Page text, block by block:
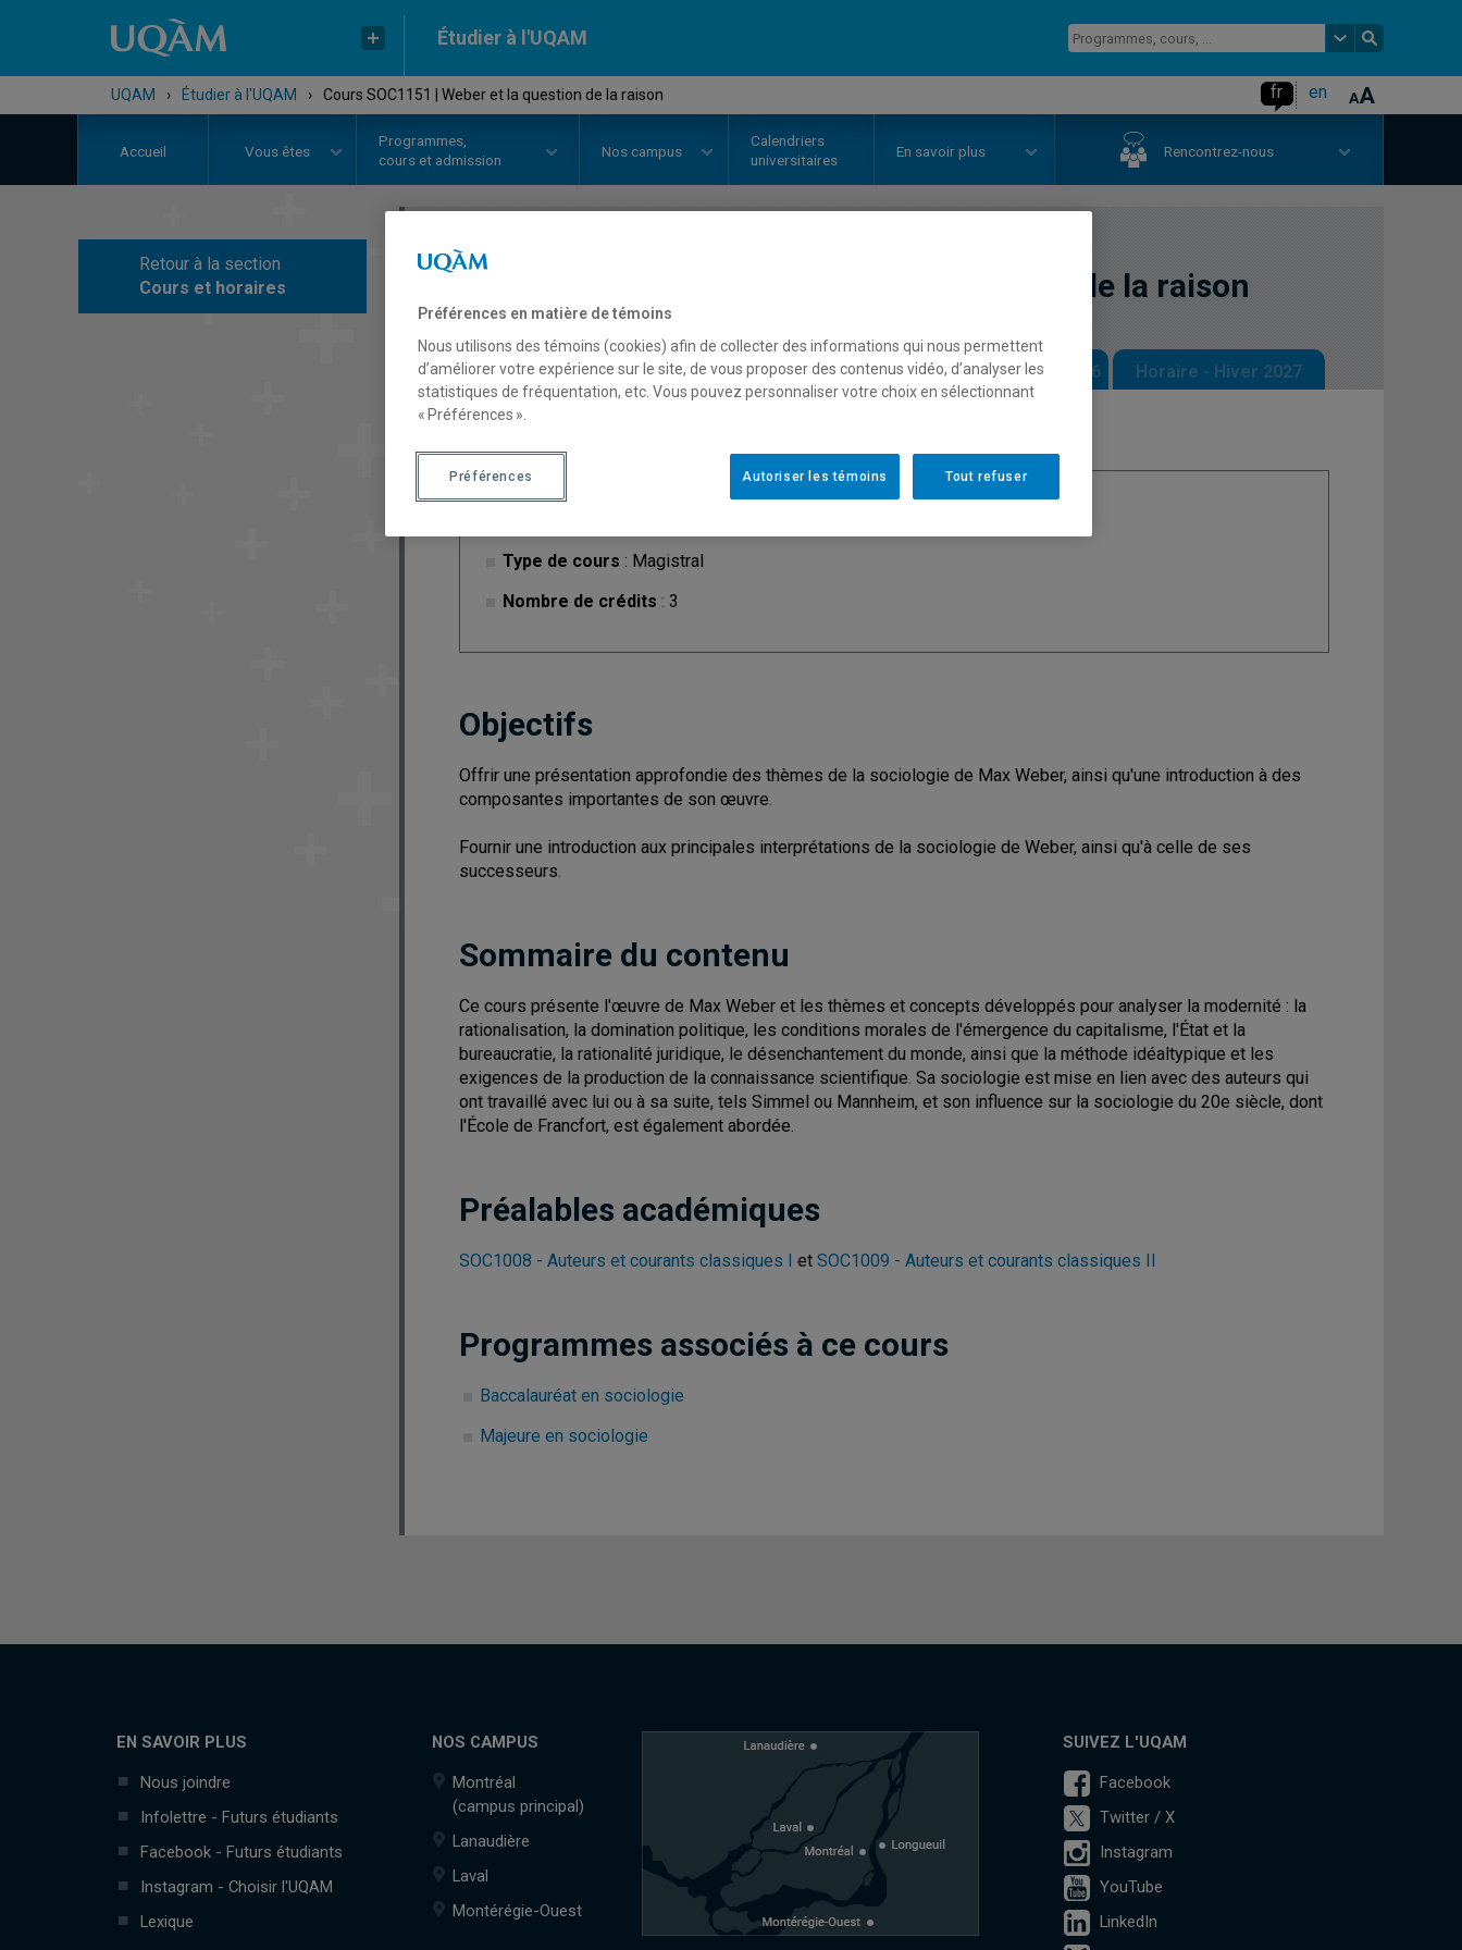
Étudier à l'UQAM
UQAM › Étudier à l'UQAM › Cours SOC1151 | Weber et la question de la raison fr en
Accueil Vous êtes
Programmes,
cours et admission
Nos campus
Calendriers
universitaires
En savoir plus Rencontrez-nous
Retour à la section
Cours et horaires
Weber et la question de la raison
Description Horaire - Été 2026 Horaire - Automne 2026 Horaire - Hiver 2027
Type de cours : Magistral
Nombre de crédits : 3
Objectifs
Offrir une présentation approfondie des thèmes de la sociologie de Max Weber, ainsi qu'une introduction à des
composantes importantes de son œuvre.
Fournir une introduction aux principales interprétations de la sociologie de Weber, ainsi qu'à celle de ses
successeurs.
Sommaire du contenu
Ce cours présente l'œuvre de Max Weber et les thèmes et concepts développés pour analyser la modernité : la
rationalisation, la domination politique, les conditions morales de l'émergence du capitalisme, l'État et la
bureaucratie, la rationalité juridique, le désenchantement du monde, ainsi que la méthode idéaltypique et les
exigences de la production de la connaissance scientifique. Sa sociologie est mise en lien avec des auteurs qui
ont travaillé avec lui ou à sa suite, tels Simmel ou Mannheim, et son influence sur la sociologie du 20e siècle, dont
l'École de Francfort, est également abordée.
Préalables académiques
SOC1008 - Auteurs et courants classiques I et SOC1009 - Auteurs et courants classiques II
Programmes associés à ce cours
Baccalauréat en sociologie
Majeure en sociologie
EN SAVOIR PLUS
Nous joindre
Infolettre - Futurs étudiants
Facebook - Futurs étudiants
Instagram - Choisir l'UQAM
Lexique
NOS CAMPUS
Montréal
(campus principal)
Lanaudière
Laval
Montérégie-Ouest
SUIVEZ L'UQAM
Facebook
Twitter / X
Instagram
YouTube
LinkedIn
Préférences en matière de témoins
Nous utilisons des témoins (cookies) afin de collecter des informations qui nous permettent
d’améliorer votre expérience sur le site, de vous proposer des contenus vidéo, d’analyser les
statistiques de fréquentation, etc. Vous pouvez personnaliser votre choix en sélectionnant
« Préférences ».
Tout refuser
Autoriser les témoins
Préférences